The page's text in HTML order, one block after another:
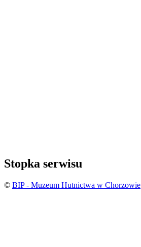
Stopka serwisu
© BIP - Muzeum Hutnictwa w Chorzowie